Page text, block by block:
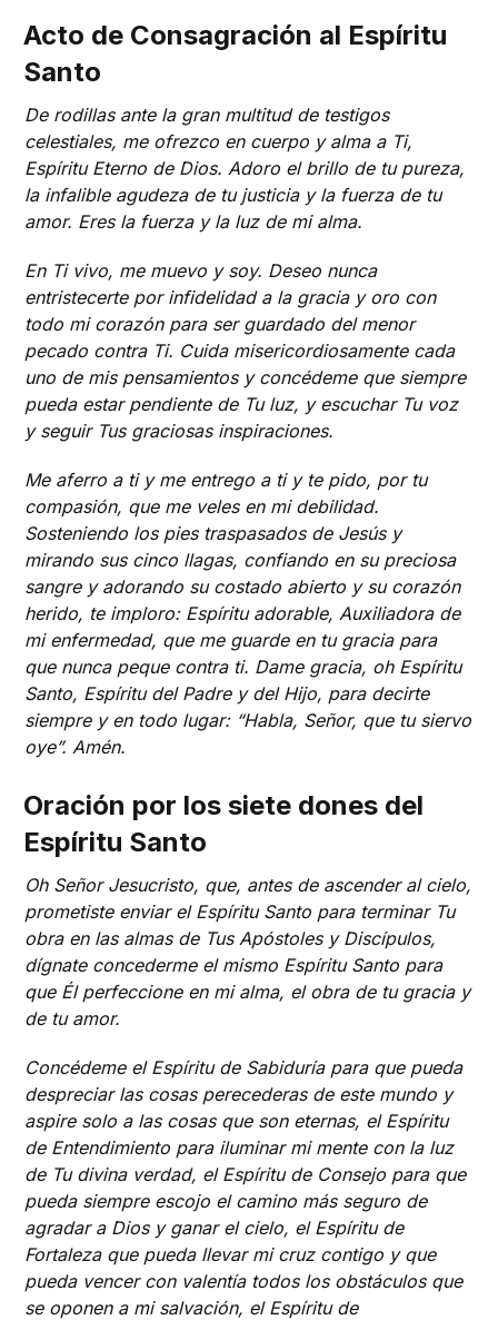
Acto de Consagración al Espíritu
Santo
De rodillas ante la gran multitud de testigos
celestiales, me ofrezco en cuerpo y alma a Ti,
Espíritu Eterno de Dios. Adoro el brillo de tu pureza,
la infalible agudeza de tu justicia y la fuerza de tu
amor. Eres la fuerza y ​​la luz de mi alma.
En Ti vivo, me muevo y soy. Deseo nunca
entristecerte por infidelidad a la gracia y oro con
todo mi corazón para ser guardado del menor
pecado contra Ti. Cuida misericordiosamente cada
uno de mis pensamientos y concédeme que siempre
pueda estar pendiente de Tu luz, y escuchar Tu voz
y seguir Tus graciosas inspiraciones.
Me aferro a ti y me entrego a ti y te pido, por tu
compasión, que me veles en mi debilidad.
Sosteniendo los pies traspasados ​​de Jesús y
mirando sus cinco llagas, confiando en su preciosa
sangre y adorando su costado abierto y su corazón
herido, te imploro: Espíritu adorable, Auxiliadora de
mi enfermedad, que me guarde en tu gracia para
que nunca peque contra ti. Dame gracia, oh Espíritu
Santo, Espíritu del Padre y del Hijo, para decirte
siempre y en todo lugar: “Habla, Señor, que tu siervo
oye”. Amén.
Oración por los siete dones del
Espíritu Santo
Oh Señor Jesucristo, que, antes de ascender al cielo,
prometiste enviar el Espíritu Santo para terminar Tu
obra en las almas de Tus Apóstoles y Discípulos,
dígnate concederme el mismo Espíritu Santo para
que Él perfeccione en mi alma, el obra de tu gracia y
de tu amor.
Concédeme el Espíritu de Sabiduría para que pueda
despreciar las cosas perecederas de este mundo y
aspire solo a las cosas que son eternas, el Espíritu
de Entendimiento para iluminar mi mente con la luz
de Tu divina verdad, el Espíritu de Consejo para que
pueda siempre escojo el camino más seguro de
agradar a Dios y ganar el cielo, el Espíritu de
Fortaleza que pueda llevar mi cruz contigo y que
pueda vencer con valentía todos los obstáculos que
se oponen a mi salvación, el Espíritu de